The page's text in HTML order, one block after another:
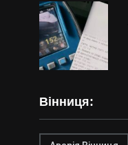
Вінниця: